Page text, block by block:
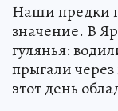
Наши предки
значение. В
гулянья:
прыгали через
этот день